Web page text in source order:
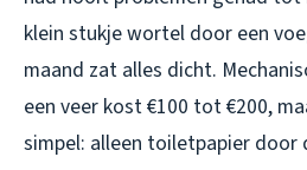
klein stukje wortel door een
maand zat alles dicht.
een veer kost €100 tot €200,
simpel: alleen toiletpapier door